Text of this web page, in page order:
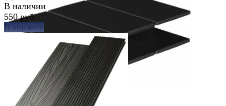
избранное сравнить
Соединительный элемент для
сравнить
В наличии
550 руб.
В корзину